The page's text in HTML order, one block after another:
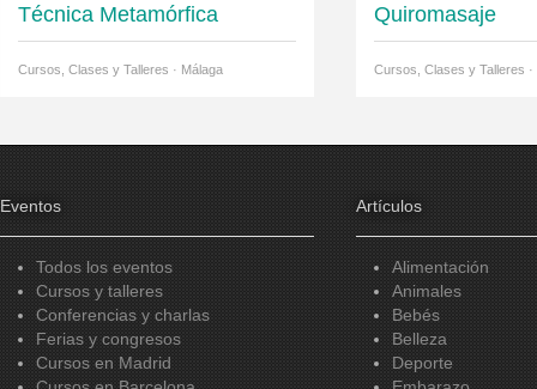
Técnica Metamórfica
Cursos, Clases y Talleres · Málaga
Quiromasaje
Cursos, Clases y Talleres ·
Eventos
Todos los eventos
Cursos y talleres
Conferencias y charlas
Ferias y congresos
Cursos en Madrid
Artículos
Alimentación
Animales
Bebés
Belleza
Deporte